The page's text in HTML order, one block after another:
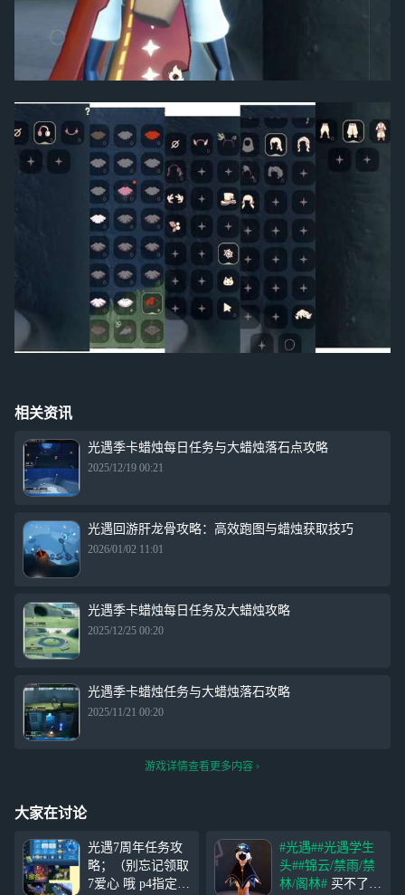
相关资讯
光遇季卡蜡烛每日任务与大蜡烛落石点攻略
2025/12/19 00:21
光遇回游肝龙骨攻略：高效跑图与蜡烛获取技巧
2026/01/02 11:01
光遇季卡蜡烛每日任务及大蜡烛攻略
2025/12/25 00:20
光遇季卡蜡烛任务与大蜡烛落石攻略
2025/11/21 00:20
游戏详情查看更多内容
大家在讨论
光遇7周年任务攻
略；（别忘记领取
7爱心 哦 p4指定员
#光遇##光遇学生
头##锦云/禁雨/禁
林/阁林# 买不了周